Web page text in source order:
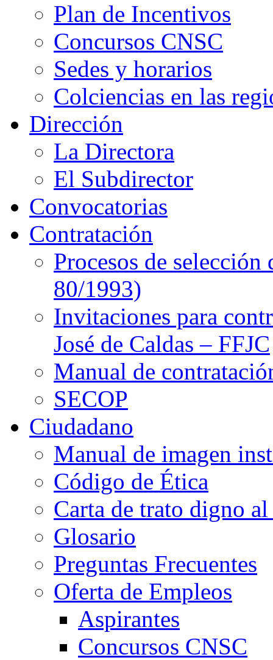
Plan de Incentivos
Concursos CNSC
Sedes y horarios
Colciencias en las
Dirección
La Directora
El Subdirector
Convocatorias
Contratación
Procesos de
80/1993)
Invitaciones para
José de Caldas – FFJC
Manual de
SECOP
Ciudadano
Manual de imagen
Código de Ética
Carta de trato digno
Glosario
Preguntas Frecuentes
Oferta de Empleos
Aspirantes
Concursos CNSC